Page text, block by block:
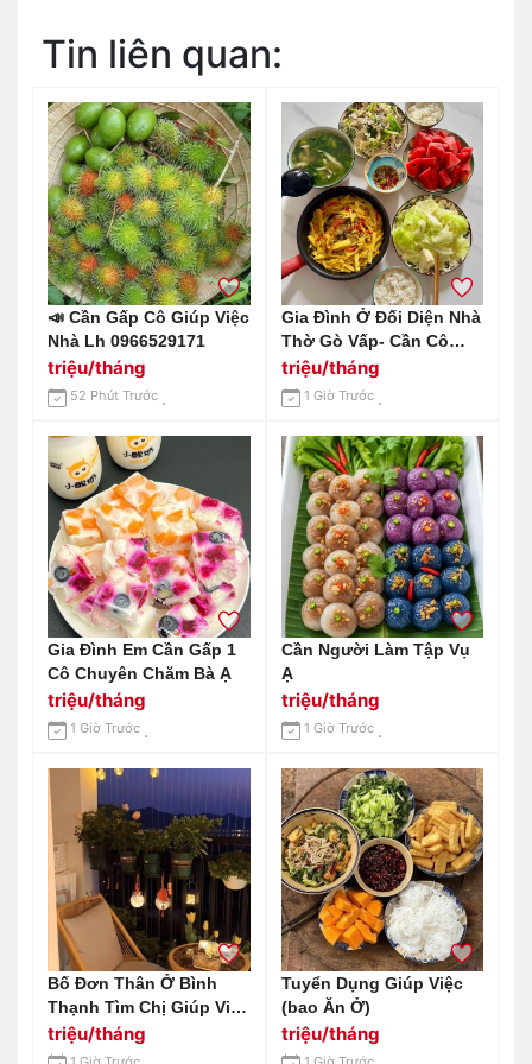
Tin liên quan:
📣 Cần Gấp Cô Giúp Việc
Nhà Lh 0966529171
triệu/tháng
52 Phút Trước
Gia Đình Ở Đối Diện Nhà
Thờ Gò Vấp- Cần Cô
Giúp Việc Nhà
triệu/tháng
1 Giờ Trước
Gia Đình Em Cần Gấp 1
Cô Chuyên Chăm Bà Ạ
triệu/tháng
1 Giờ Trước
Cần Người Làm Tập Vụ
Ạ
triệu/tháng
1 Giờ Trước
Bố Đơn Thân Ở Bình
Thạnh Tìm Chị Giúp Việc
Ở Lại
triệu/tháng
Tuyển Dụng Giúp Việc
(bao Ăn Ở)
triệu/tháng